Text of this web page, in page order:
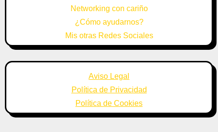
Networking con cariño
¿Cómo ayudarnos?
Mis otras Redes Sociales
Aviso Legal
Política de Privacidad
Política de Cookies